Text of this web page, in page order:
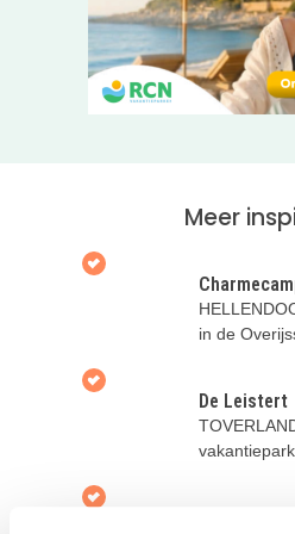
Hotel is een hotel waar je na
zijn ‘Net zoals thuis’!
Meer
in de
De Leistert